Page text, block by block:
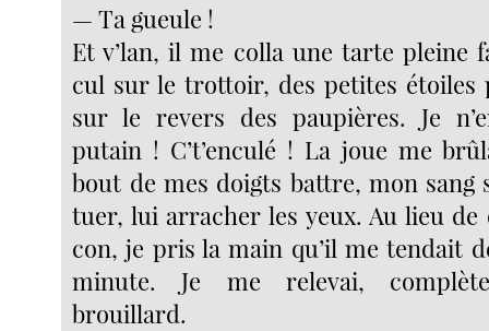
— Ta gueule !
Et v’lan, il me colla une tarte pleine
cul sur le trottoir, des petites étoiles
sur le revers des paupières. Je
putain ! C’t’enculé ! La joue me
bout de mes doigts battre, mon sang
tuer, lui arracher les yeux. Au lieu
con, je pris la main qu’il me tendait
minute. Je me relevai,
brouillard.